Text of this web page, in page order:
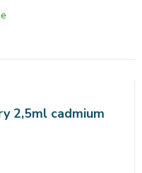
nespočetné
2,5ml cadmium